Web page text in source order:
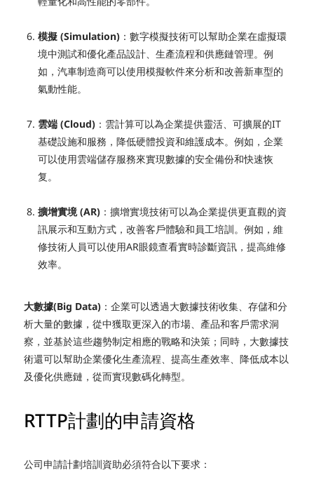
模擬 (Simulation) ：數字模擬技術可以幫助企業在虛擬環
境中測試和優化產品設計、生產流程和供應鏈管理。例
如，汽車制造商可以使用模擬軟件來分析和改善新車型的
氣動性能。
雲端 (Cloud) ：雲計算可以為企業提供靈活、可擴展的IT
基礎設施和服務，降低硬體投資和維護成本。例如，企業
可以使用雲端儲存服務來實現數據的安全備份和快速恢
复。
擴增實境 (AR) ：擴增實境技術可以為企業提供更直觀的資
訊展示和互動方式，改善客戶體驗和員工培訓。例如，維
修技術人員可以使用AR眼鏡查看實時診斷資訊，提高維修
效率。
大數據(Big Data) ：企業可以透過大數據技術收集、存儲和分
析大量的數據，從中獲取更深入的市場、產品和客戶需求洞
察，並基於這些趨勢制定相應的戰略和決策；同時，大數據技
術還可以幫助企業優化生產流程、提高生產效率、降低成本以
及優化供應鏈，從而實現數碼化轉型。
RTTP計劃的申請資格
公司申請計劃培訓資助必須符合以下要求：